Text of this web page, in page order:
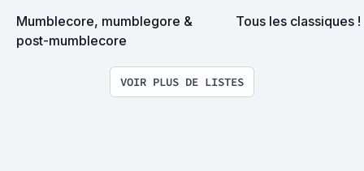
Mumblecore, mumblegore &
post-mumblecore
Tous les classiques !
VOIR PLUS DE LISTES